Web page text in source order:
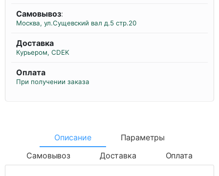
Самовывоз:
Москва, ул.Сущевский вал д.5 стр.20
Доставка
Курьером, CDEK
Оплата
При получении заказа
Описание
Параметры
Самовывоз
Доставка Оплата